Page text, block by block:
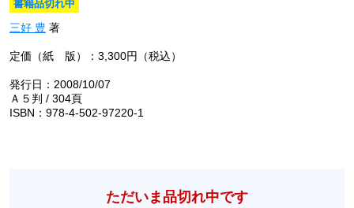
書籍品切れ中
三好 豊 著
定価（紙 版）：3,300円（税込）
発行日：2008/10/07
Ａ５判 / 304頁
ISBN：978-4-502-97220-1
ただいま品切れ中です